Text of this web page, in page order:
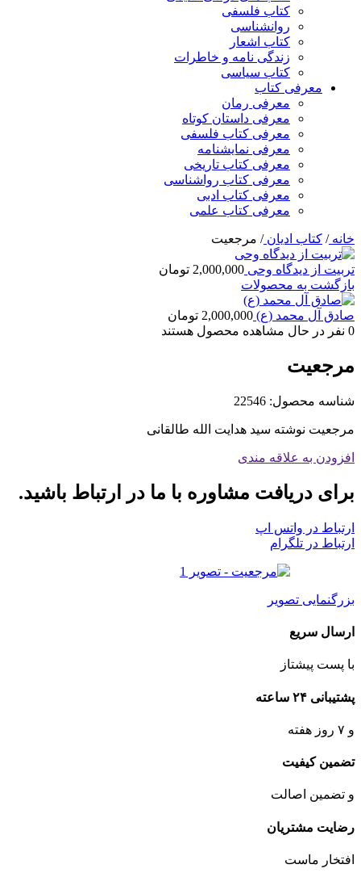
کتاب فلسفی
روانشناسی
کتاب اشعار
زندگی نامه و خاطرات
کتاب سیاسی
معرفی کتاب
معرفی رمان
معرفی داستان کوتاه
معرفی کتاب فلسفی
معرفی نمایشنامه
معرفی کتاب تاریخی
معرفی کتاب رواشناسی
معرفی کتاب ادبی
معرفی کتاب علمی
خانه/ کتاب ادیان/ مرجعیت
تربیت از دیدگاه وحی 2,000,000 تومان
بازگشت به محصولات
صادق آل محمد (ع) 2,000,000 تومان
0 نفر در حال مشاهده محصول هستند
مرجعیت
شناسه محصول: 22546
مرجعیت نوشته سید هدایت الله طالقانی
افزودن به علاقه مندی
برای دریافت مشاوره با ما در ارتباط باشید.
ارتباط در واتس اپ
ارتباط در تلگرام
بزرگنمایی تصویر
ارسال سریع
با پست پیشتاز
پشتیبانی ۲۴ ساعته
و ۷ روز هفته
تضمین کیفیت
و تضمین اصالت
رضایت مشتریان
افتخار ماست